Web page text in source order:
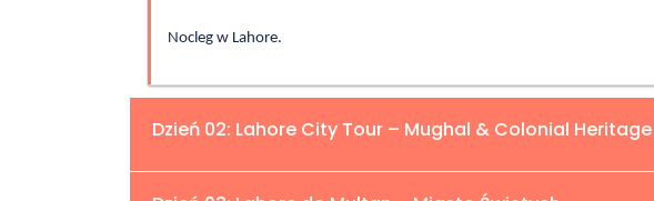
Nocleg w Lahore.
Dzień 02: Lahore City Tour – Mughal & Colonial Heritage